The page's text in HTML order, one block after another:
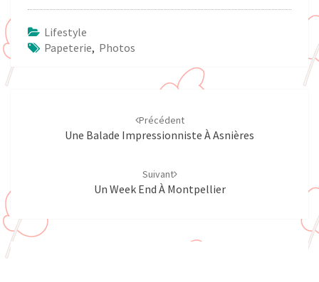
Lifestyle
Papeterie, Photos
Précédent
Une Balade Impressionniste À Asnières
Suivant
Un Week End À Montpellier